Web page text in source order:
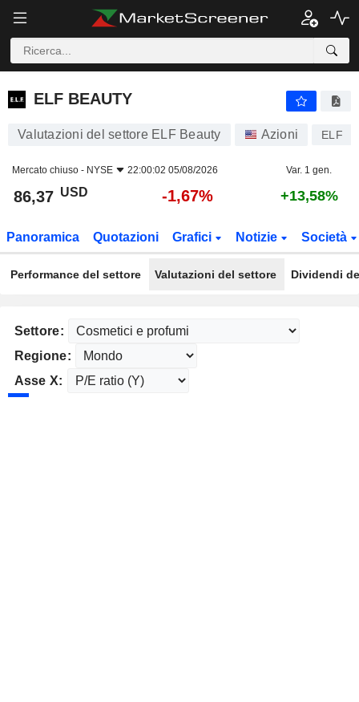
ELF BEAUTY
ELF BEAUTY
Valutazioni del settore ELF Beauty Azioni ELF
Mercato chiuso - NYSE 22:00:02 05/08/2026 Var. 1 gen.
86,37 USD -1,67% +13,58%
Panoramica Quotazioni Grafici Notizie Società
Performance del settore Valutazioni del settore Dividendi
Settore:
Regione:
Asse X: